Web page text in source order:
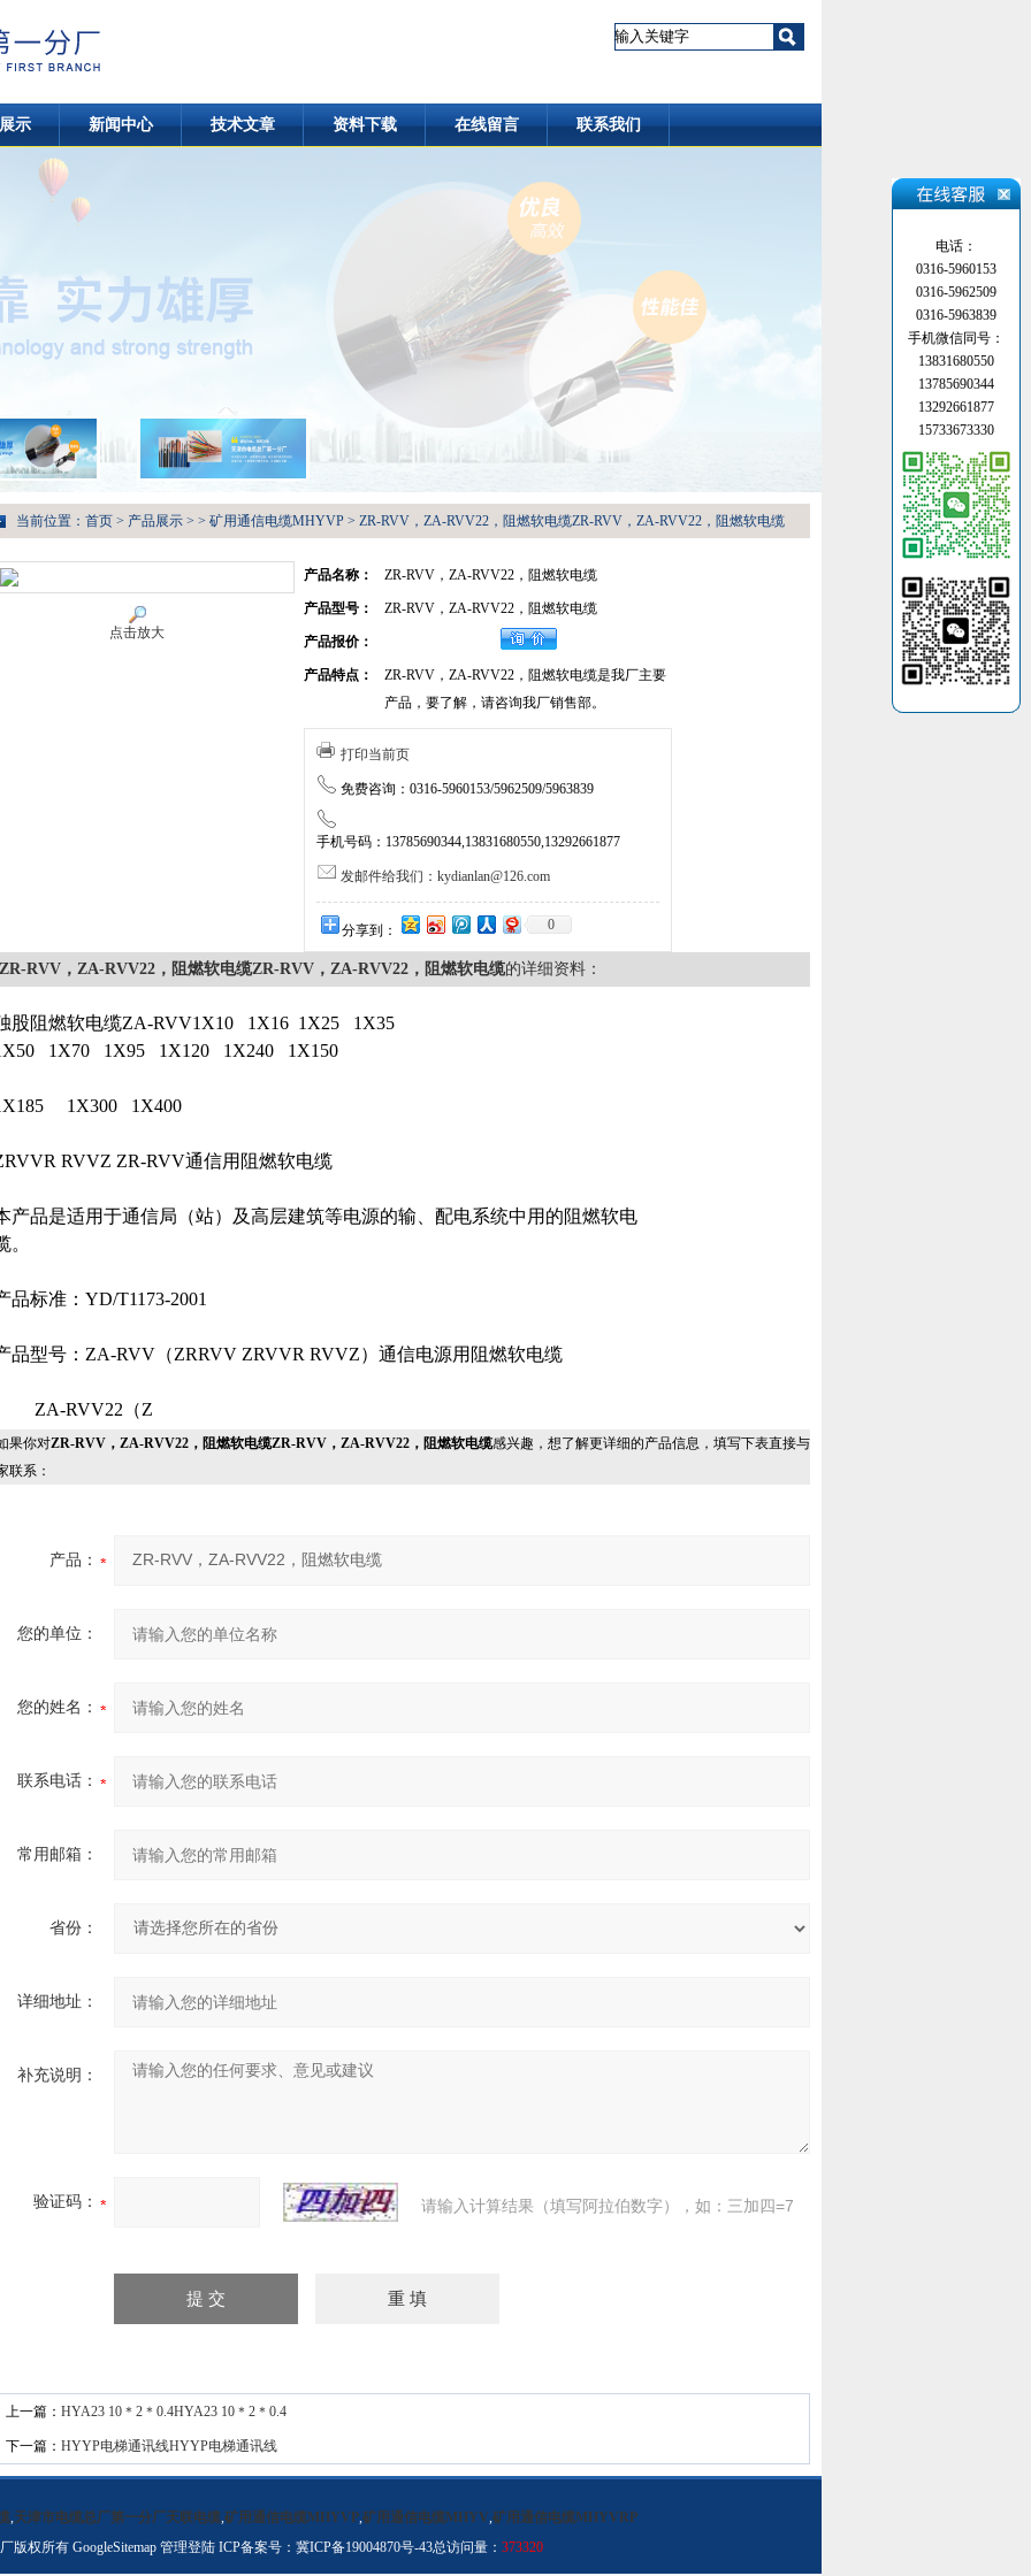
示 新闻中心 技术文章 资料下载 在线留言 联系我们
当前位置： 首页 > 产品展示 > > 矿用通信电缆MHYVP > ZR-RVV，ZA-RVV22，阻燃软电缆ZR-RVV，ZA-RVV22，阻燃软电缆
点击放大
产品名称： ZR-RVV，ZA-RVV22，阻燃软电缆
产品型号： ZR-RVV，ZA-RVV22，阻燃软电缆
产品报价：
产品特点：
ZR-RVV，ZA-RVV22，阻燃软电缆是我厂主要
产品，要了解，请咨询我厂销售部。
打印当前页
免费咨询：0316-5960153/5962509/5963839
手机号码：13785690344,13831680550,13292661877
发邮件给我们：kydianlan@126.com
分享到： 0
ZR-RVV，ZA-RVV22，阻燃软电缆ZR-RVV，ZA-RVV22，阻燃软电缆的详细资料：
股阻燃软电缆ZA-RVV1X10 1X16 1X25
1X35
1X70 1X95 1X120 1X240 1X150
1X300 1X400
RVVZ ZR-RVV通信用阻燃软电缆
产品是适用于通信局（站）及高层建筑等电源的输、配电系统中用的阻燃软电
。
品标准：YD/T1173-2001
品型号：ZA-RVV（ZRRVV ZRVVR RVVZ）通信电源用阻燃软电缆
ZA-RVV22（Z
你对ZR-RVV，ZA-RVV22，阻燃软电缆ZR-RVV，ZA-RVV22，阻燃软电缆感兴趣，想了解更详细的产品信息，填写下表直接与
联系：
产品：
您的单位：
您的姓名：
联系电话：
常用邮箱：
省份：
详细地址：
补充说明：
验证码： 请输入计算结果（填写阿拉伯数字），如：三加四=7
上一篇： HYA23 10＊2＊0.4HYA23 10＊2＊0.4
下一篇： HYYP电梯通讯线HYYP电梯通讯线
,天津市电缆总厂第一分厂天联电缆,矿用通信电缆MHYVP,矿用通信电缆MHYV,矿用通信电缆MHYVRP
版权所有 GoogleSitemap 管理登陆 ICP备案号： 冀ICP备19004870号-43总访问量： 373320
电话：
0316-5960153
0316-5962509
0316-5963839
手机微信同号：
13831680550
13785690344
13292661877
15733673330